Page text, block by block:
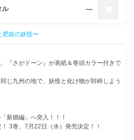
ル ―
肥前の妖怪〜
『さがドーン』が表紙＆巻頭カラー付きで
じ九州の地で、妖怪と化け物が対峙しよう
新婚編」へ突入！！！
3巻、7月22日（水）発売決定！！